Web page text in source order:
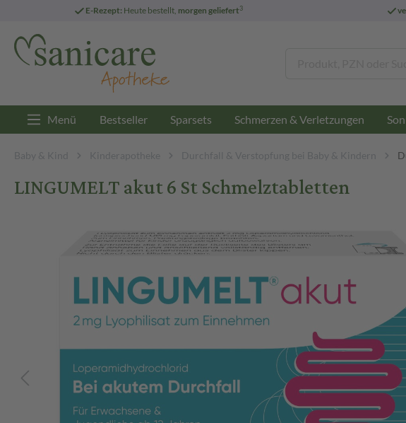
E-Rezept: Heute bestellt, morgen geliefert3
Menü Bestseller Sparsets Schmerzen & Verletzungen
Baby & Kind Kinderapotheke Durchfall & Verstopfung bei Baby & Kindern
LINGUMELT akut 6 St Schmelztabletten